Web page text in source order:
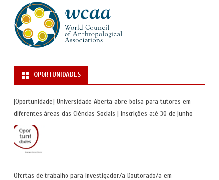
OPORTUNIDADES
[Oportunidade] Universidade Aberta abre bolsa para tutores em
diferentes áreas das Ciências Sociais | Inscrições até 30 de junho
Ofertas de trabalho para Investigador/a Doutorado/a em